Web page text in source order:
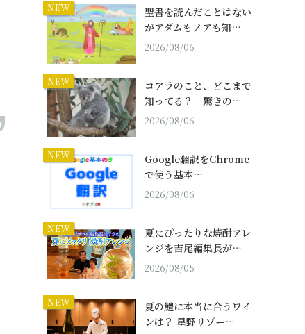
NEW
聖書を読んだことはない
がアダムもノアも知…
2026/08/06
NEW
コアラのこと、どこまで
知ってる？ 驚きの…
2026/08/06
NEW
Google翻訳をChrome
で使う基本…
2026/08/06
NEW
夏にぴったりな焼酎アレ
ンジを吉尾編集長が…
2026/08/05
NEW
夏の鱧に本当に合うワイ
ンは？ 星野リゾー…